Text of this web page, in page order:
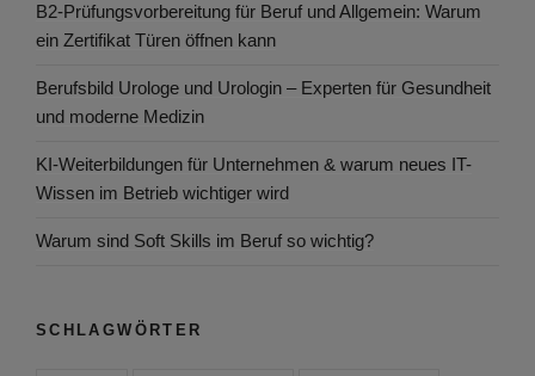
B2-Prüfungsvorbereitung für Beruf und Allgemein: Warum
ein Zertifikat Türen öffnen kann
Berufsbild Urologe und Urologin – Experten für Gesundheit
und moderne Medizin
KI-Weiterbildungen für Unternehmen & warum neues IT-
Wissen im Betrieb wichtiger wird
Warum sind Soft Skills im Beruf so wichtig?
SCHLAGWÖRTER